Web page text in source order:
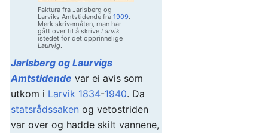
Faktura fra Jarlsberg og
Larviks Amtstidende fra 1909.
Merk skrivemåten, man har
gått over til å skrive Larvik
istedet for det opprinnelige
Laurvig.
Jarlsberg og Laurvigs
Amtstidende var ei avis som
utkom i Larvik 1834-1940. Da
statsrådssaken og vetostriden
var over og hadde skilt vannene,